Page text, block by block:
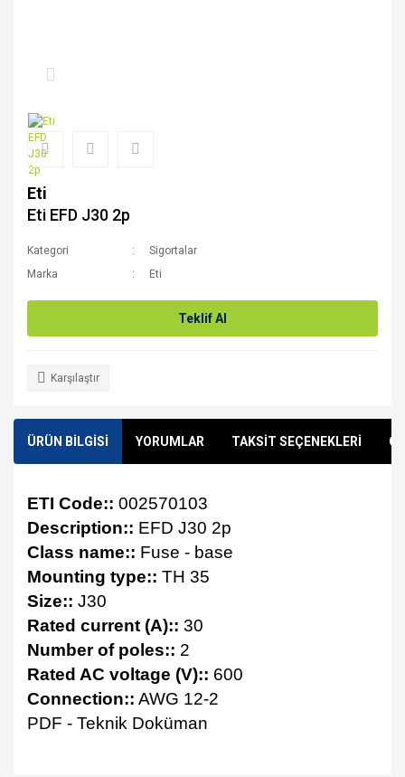
Eti
Eti EFD J30 2p
Kategori
Sigortalar
Marka
Eti
Teklif Al
Karşılaştır
ÜRÜN BİLGİSİ YORUMLAR TAKSİT SEÇENEKLERİ
ETI Code:: 002570103
Description:: EFD J30 2p
Class name:: Fuse - base
Mounting type:: TH 35
Size:: J30
Rated current (A):: 30
Number of poles:: 2
Rated AC voltage (V):: 600
Connection:: AWG 12-2
PDF - Teknik Doküman